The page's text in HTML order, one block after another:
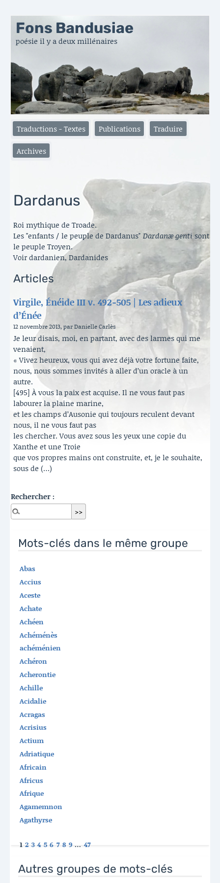
Fons Bandusiae
poésie il y a deux millénaires
Traductions - Textes Publications Traduire
Archives
Dardanus
Roi mythique de Troade.
Les "enfants / le peuple de Dardanus" Dardanæ gentisont
le peuple Troyen.
Voir dardanien, Dardanides
Articles
Virgile, Énéide III v. 492-505 | Les adieux
d’Énée
12 novembre 2013, par Danielle Carlès
Je leur disais, moi, en partant, avec des larmes qui me
venaient,
« Vivez heureux, vous qui avez déjà votre fortune faite,
nous, nous sommes invités à aller d’un oracle à un
autre.
[495] À vous la paix est acquise. Il ne vous faut pas
labourer la plaine marine,
et les champs d’Ausonie qui toujours reculent devant
nous, il ne vous faut pas
les chercher. Vous avez sous les yeux une copie du
Xanthe et une Troie
que vos propres mains ont construite, et, je le souhaite,
sous de (…)
Rechercher :
Mots-clés dans le même groupe
Abas
Accius
Aceste
Achate
Achéen
Achéménès
achéménien
Achéron
Acherontie
Achille
Acidalie
Acragas
Acrisius
Actium
Adriatique
Africain
Africus
Afrique
Agamemnon
Agathyrse
1 2 3 4 5 6 7 8 9 … 47
Autres groupes de mots-clés